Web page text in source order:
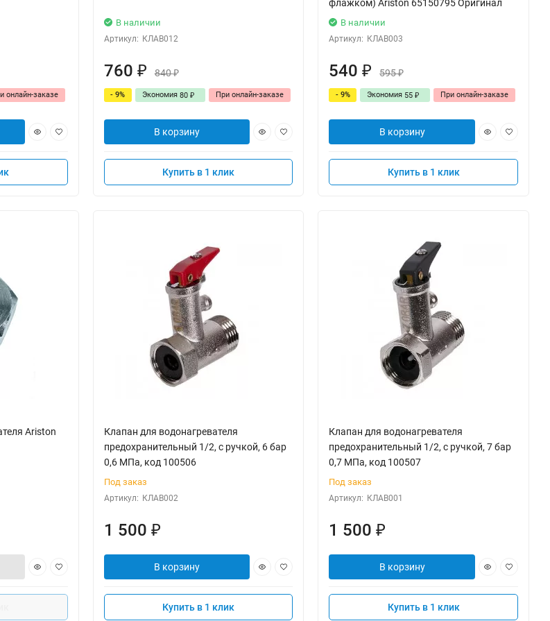
онлайн-заказе
В наличии
Артикул: КЛАВ012
760 ₽ 840₽
- 9% Экономия 80 ₽ При онлайн-заказе
В корзину
Купить в 1 клик
флажком) Ariston 65150795 Оригинал
В наличии
Артикул: КЛАВ003
540₽ 595₽
- 9% Экономия 55₽ При онлайн-заказе
В корзину
Купить в 1 клик
Ariston
Клапан для водонагревателя
предохранительный 1/2, с ручкой, 6 бар
0,6 МПа, код 100506
Под заказ
Артикул: КЛАВ002
1 500 ₽
В корзину
Купить в 1 клик
Клапан для водонагревателя
предохранительный 1/2, с ручкой, 7 бар
0,7 МПа, код 100507
Под заказ
Артикул: КЛАВ001
1 500₽
В корзину
Купить в 1 клик